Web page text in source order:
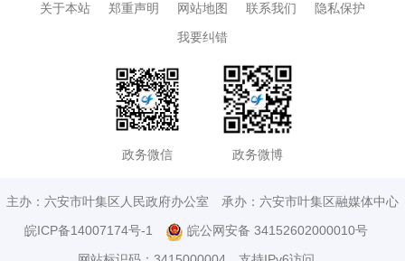
关于本站 郑重声明 网站地图 联系我们
隐私保护
我要纠错
政务微信 政务微博
主办：六安市叶集区人民政府办公室
承办：六安市叶集区融媒体中心
皖ICP备14007174号-1
皖公网安备 34152602000010号